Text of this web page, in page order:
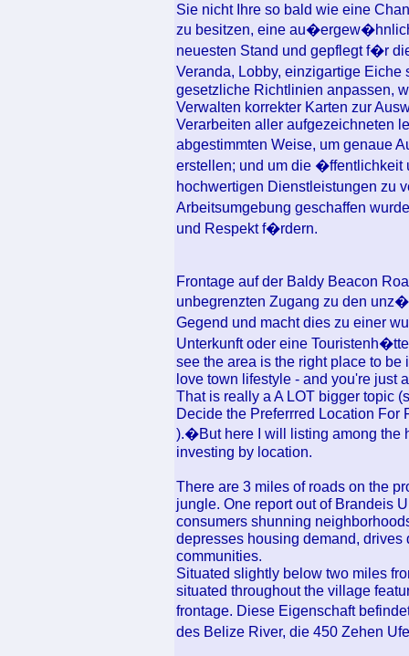
Sie nicht Ihre so bald wie eine
zu besitzen, eine
neuesten Stand und gepflegt f�r
Veranda, Lobby, einzigartige
gesetzliche Richtlinien anpassen,
Verwalten korrekter Karten zur
Verarbeiten aller aufgezeichneten
abgestimmten Weise, um genaue
erstellen; und um die �ffentlichkeit
hochwertigen Dienstleistungen zu
Arbeitsumgebung geschaffen
und Respekt f�rdern.
Frontage auf der Baldy Beacon
unbegrenzten Zugang zu den
Gegend und macht dies zu einer
Unterkunft oder eine
see the area is the right place to
love town lifestyle - and you're just
That is really a A LOT bigger topic
Decide the Preferrred Location For
).�But here I will listing among the
investing by location.
There are 3 miles of roads on the
jungle. One report out of Brandeis
consumers shunning
depresses housing demand,
communities.
Situated slightly below two miles
situated throughout the village
frontage. Diese Eigenschaft
des Belize River, die 450 Zehen